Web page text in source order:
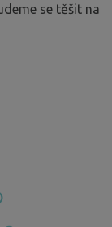
se těšit na